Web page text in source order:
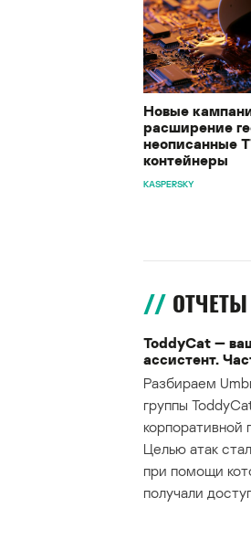
Новые
расширение
неописанные
контейнеры
KASPERSKY
ОТЧЕТЫ
ToddyCat —
ассистент.
Разбираем
группы
корпоративной
Целью атак
при помощи
получали